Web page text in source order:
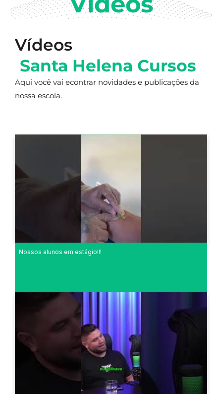
Vídeos
Santa Helena Cursos
Aqui você vai econtrar novidades e publicações da
nossa escola.
Nossos alunos em estágio!!!